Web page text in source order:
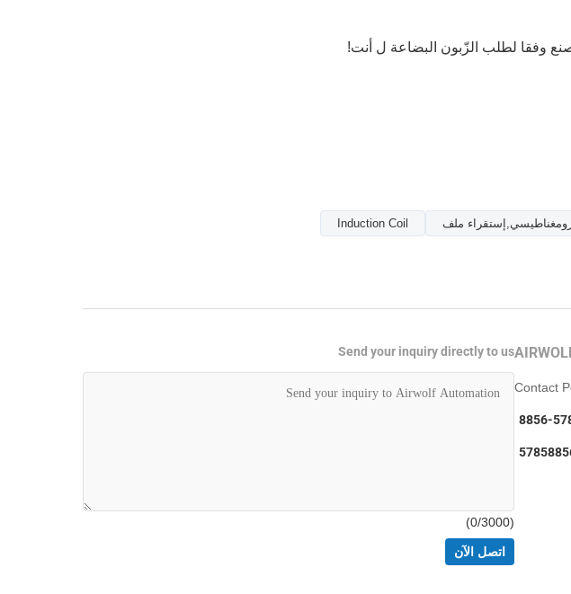
ملف Induction Coil
Contact
Send your inquiry directly to us
(
0/3000)
اتصل الآن